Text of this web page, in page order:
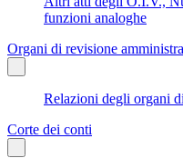
funzioni analoghe
Organi di revisione
Relazioni degli organi
Corte dei conti